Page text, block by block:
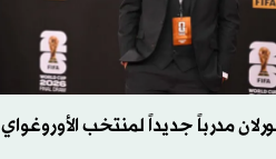
مدرباً جديداً لمنتخب الأوروغواي